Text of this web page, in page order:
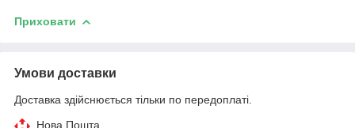
Приховати
Умови доставки
Доставка здійснюється тільки по передоплаті.
Нова Пошта